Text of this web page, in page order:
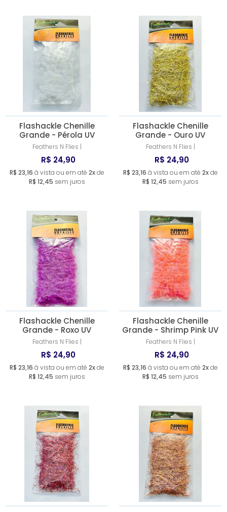
Flashackle Chenille
Grande - Pérola UV
Feathers N Flies |
R$ 24,90
R$ 23,16 à vista ou em até 2xde
R$ 12,45 sem juros
Flashackle Chenille
Grande - Ouro UV
Feathers N Flies |
R$ 24,90
R$ 23,16 à vista ou em até 2xde
R$ 12,45 sem juros
Flashackle Chenille
Grande - Roxo UV
Feathers N Flies |
R$ 24,90
R$ 23,16 à vista ou em até 2xde
R$ 12,45 sem juros
Flashackle Chenille
Grande - Shrimp Pink UV
Feathers N Flies |
R$ 24,90
R$ 23,16 à vista ou em até 2xde
R$ 12,45 sem juros